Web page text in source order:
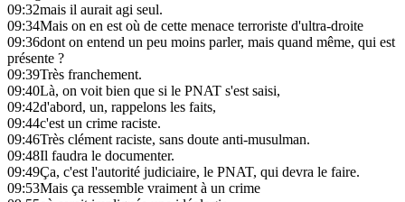
09:32mais il aurait agi seul.
09:34Mais on en est où de cette menace terroriste d'ultra-droite
09:36dont on entend un peu moins parler, mais quand même, qui est
présente ?
09:39Très franchement.
09:40Là, on voit bien que si le PNAT s'est saisi,
09:42d'abord, un, rappelons les faits,
09:44c'est un crime raciste.
09:46Très clément raciste, sans doute anti-musulman.
09:48Il faudra le documenter.
09:49Ça, c'est l'autorité judiciaire, le PNAT, qui devra le faire.
09:53Mais ça ressemble vraiment à un crime